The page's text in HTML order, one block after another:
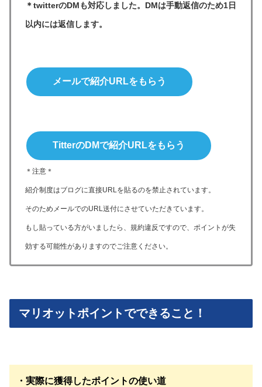
＊twitterのDMも対応しました。DMは手動返信のため1日
以内には返信します。
メールで紹介URLをもらう
TitterのDMで紹介URLをもらう
＊注意＊
紹介制度はブログに直接URLを貼るのを禁止されています。
そのためメールでのURL送付にさせていただきています。
もし貼っている方がいましたら、規約違反ですので、ポイントが失
効する可能性がありますのでご注意ください。
マリオットポイントでできること！
・実際に獲得したポイントの使い道